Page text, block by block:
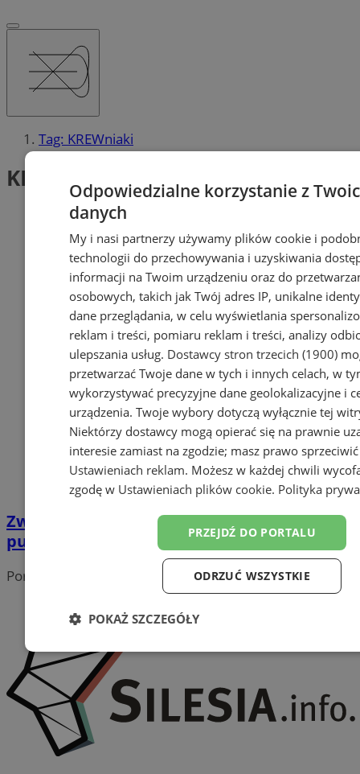
Tag: KREWniaki
KREWniaki (1)
Zwierzaki KREWniaki: Ratuj życie swojego
pupila i innych!
Portal należy do sieci
Odpowiedzialne korzystanie z
danych
My i nasi partnerzy używamy plików cookie i
technologii do przechowywania i uzyskiwania
informacji na Twoim urządzeniu oraz do
osobowych, takich jak Twój adres IP, unikalne
dane przeglądania, w celu wyświetlania
reklam i treści, pomiaru reklam i treści, analizy
ulepszania usług. Dostawcy stron trzecich (1900)
przetwarzać Twoje dane w tych i innych celach, w
wykorzystywać precyzyjne dane geolokalizacyjne i
urządzenia. Twoje wybory dotyczą wyłącznie tej
Niektórzy dostawcy mogą opierać się na prawnie
interesie zamiast na zgodzie; masz prawo
Ustawieniach reklam. Możesz w każdej chwili
zgodę w Ustawieniach plików cookie. Polityka
PRZEJDŹ DO PORTALU
ODRZUĆ WSZYSTKIE
POKAŻ SZCZEGÓŁY
Niezbędne Wydajność Targetowanie
Niesklasyfikowane